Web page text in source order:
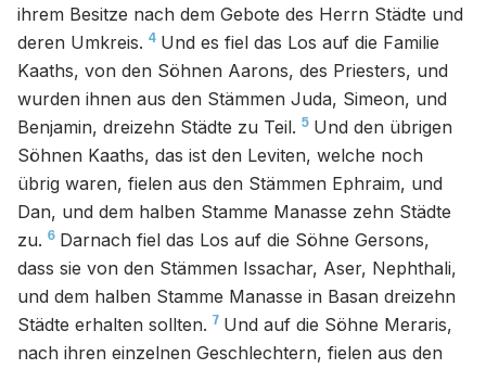
ihrem Besitze nach dem Gebote des Herrn Städte und
deren Umkreis. 4 Und es fiel das Los auf die Familie
Kaaths, von den Söhnen Aarons, des Priesters, und
wurden ihnen aus den Stämmen Juda, Simeon, und
Benjamin, dreizehn Städte zu Teil. 5 Und den übrigen
Söhnen Kaaths, das ist den Leviten, welche noch
übrig waren, fielen aus den Stämmen Ephraim, und
Dan, und dem halben Stamme Manasse zehn Städte
zu. 6 Darnach fiel das Los auf die Söhne Gersons,
dass sie von den Stämmen Issachar, Aser, Nephthali,
und dem halben Stamme Manasse in Basan dreizehn
Städte erhalten sollten. 7 Und auf die Söhne Meraris,
nach ihren einzelnen Geschlechtern, fielen aus den